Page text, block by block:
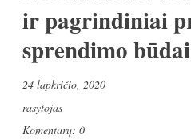
ir pagrindiniai
sprendimo būdai
24 lapkričio, 2020
rasytojas
Komentarų: 0